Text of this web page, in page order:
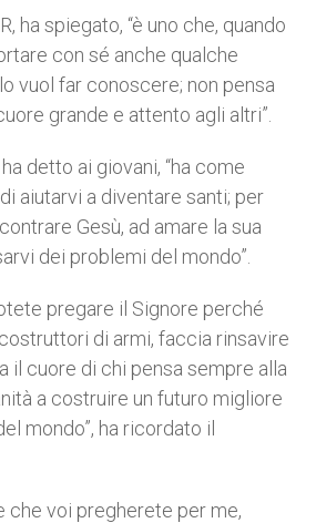
ha spiegato, “è uno che, quando
con sé anche qualche
vuol far conoscere; non pensa
grande e attento agli altri”.
detto ai giovani, “ha come
aiutarvi a diventare santi; per
Gesù, ad amare la sua
dei problemi del mondo”.
pregare il Signore perché
di armi, faccia rinsavire
il cuore di chi pensa sempre alla
a costruire un futuro migliore
mondo”, ha ricordato il
che voi pregherete per me,